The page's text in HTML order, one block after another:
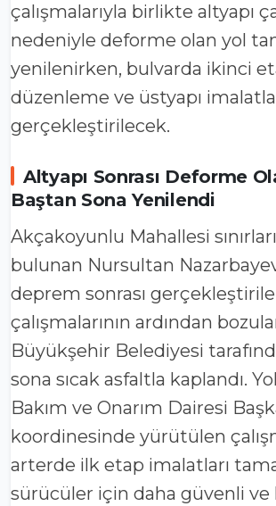
çalışmalarıyla birlikte altyapı
nedeniyle deforme olan yol
yenilenirken, bulvarda ikinci
düzenleme ve üstyapı
gerçekleştirilecek.
Altyapı Sonrası Deforme
Baştan Sona Yenilendi
Akçakoyunlu Mahallesi
bulunan Nursultan Nazarbayev
deprem sonrası
çalışmalarının ardından
Büyükşehir Belediyesi
sona sıcak asfaltla kaplandı.
Bakım ve Onarım Dairesi
koordinesinde yürütülen
arterde ilk etap imalatları
sürücüler için daha güvenli